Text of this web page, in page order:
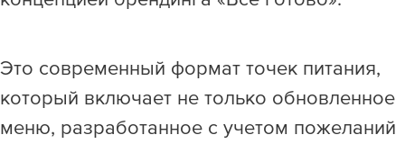
Это современный формат точек питания,
который включает не только обновленное
меню, разработанное с учетом пожеланий